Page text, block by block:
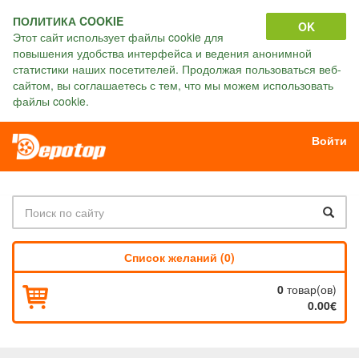
OK
ПОЛИТИКА COOKIE
Этот сайт использует файлы cookie для
повышения удобства интерфейса и ведения анонимной
статистики наших посетителей. Продолжая пользоваться веб-
сайтом, вы соглашаетесь с тем, что мы можем использовать
файлы cookie.
Войти
Список желаний (0)
0 товар(ов)
0.00€